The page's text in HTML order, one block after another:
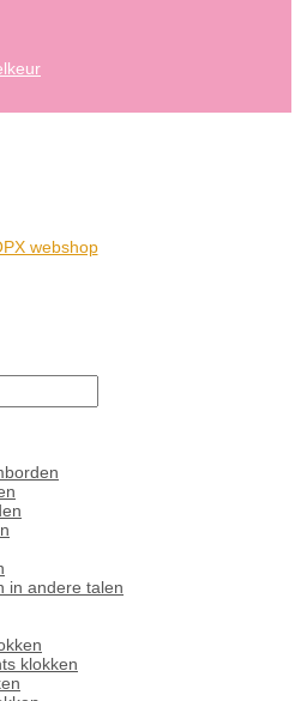
webshop
in andere talen
klokken